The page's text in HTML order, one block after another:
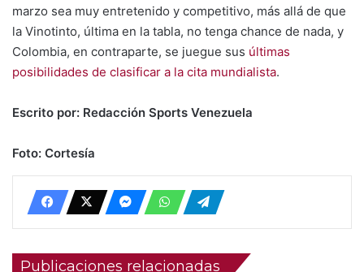
marzo sea muy entretenido y competitivo, más allá de que
la Vinotinto, última en la tabla, no tenga chance de nada, y
Colombia, en contraparte, se juegue sus últimas
posibilidades de clasificar a la cita mundialista.
Escrito por: Redacción Sports Venezuela
Foto: Cortesía
Publicaciones relacionadas